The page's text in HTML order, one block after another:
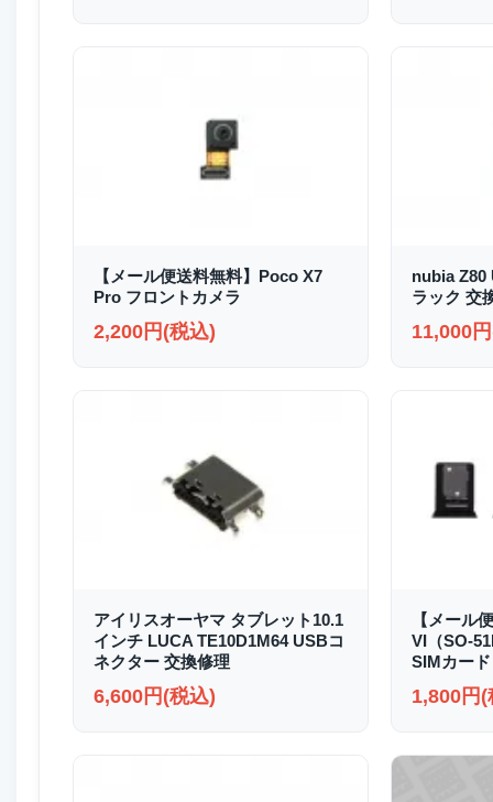
【メール便送料無料】Poco X7
Pro フロントカメラ
2,200円(税込)
nubia Z80
ラック 交
11,000
アイリスオーヤマ タブレット10.1
インチ LUCA TE10D1M64 USBコ
ネクター 交換修理
6,600円(税込)
【メール
VI（SO-
SIMカー
1,800円(